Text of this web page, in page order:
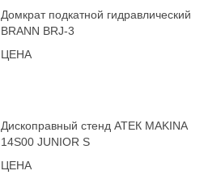
Домкрат подкатной гидравлический
BRANN BRJ-3
ЦЕНА
Дископравный стенд АТЕК MAKINA
14S00 JUNIOR S
ЦЕНА